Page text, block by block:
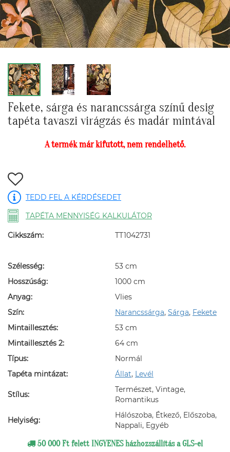
Fekete, sárga és narancssárga színű desig
tapéta tavaszi virágzás és madár mintával
A termék már kifutott, nem rendelhető.
TEDD FEL A KÉRDÉSEDET
TAPÉTA MENNYISÉG KALKULÁTOR
Cikkszám: TT1042731
Szélesség:
53 cm
Hosszúság:
1000 cm
Anyag:
Vlies
Szín:
Narancssárga, Sárga, Fekete
Mintaillesztés:
53 cm
Mintaillesztés 2:
64 cm
Típus:
Normál
Tapéta mintázat:
Állat, Levél
Stílus:
Természet, Vintage,
Romantikus
Helyiség:
Hálószoba, Étkező, Előszoba,
Nappali, Egyéb
50 000 Ft felett INGYENES házhozszállítás a GLS-el